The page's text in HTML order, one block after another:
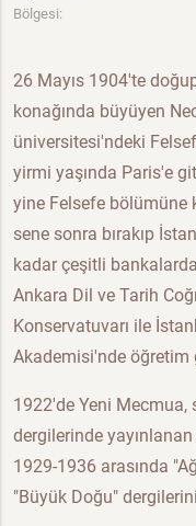
Bölgesi:
26 Mayıs 1904'te
konağında büyüyen
üniversitesi'ndeki
yirmi yaşında Paris'e
yine Felsefe bölümüne
sene sonra bırakıp
kadar çeşitli bankalarda
Ankara Dil ve Tarih
Konservatuvarı ile
Akademisi'nde öğretim
1922'de Yeni Mecmua,
dergilerinde
1929-1936 arasında
"Büyük Doğu" dergilerini